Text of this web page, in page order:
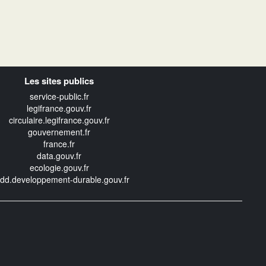
Les sites publics
service-public.fr
legifrance.gouv.fr
circulaire.legifrance.gouv.fr
gouvernement.fr
france.fr
data.gouv.fr
ecologie.gouv.fr
durable.gouv.fr